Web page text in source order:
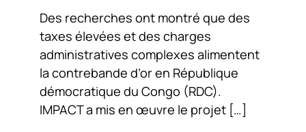
Des recherches ont montré que des
taxes élevées et des charges
administratives complexes alimentent
la contrebande d’or en République
démocratique du Congo (RDC).
IMPACT a mis en œuvre le projet […]